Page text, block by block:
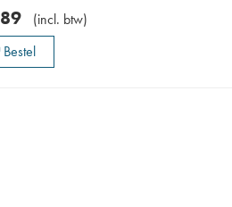
89 (incl. btw)
Bestel